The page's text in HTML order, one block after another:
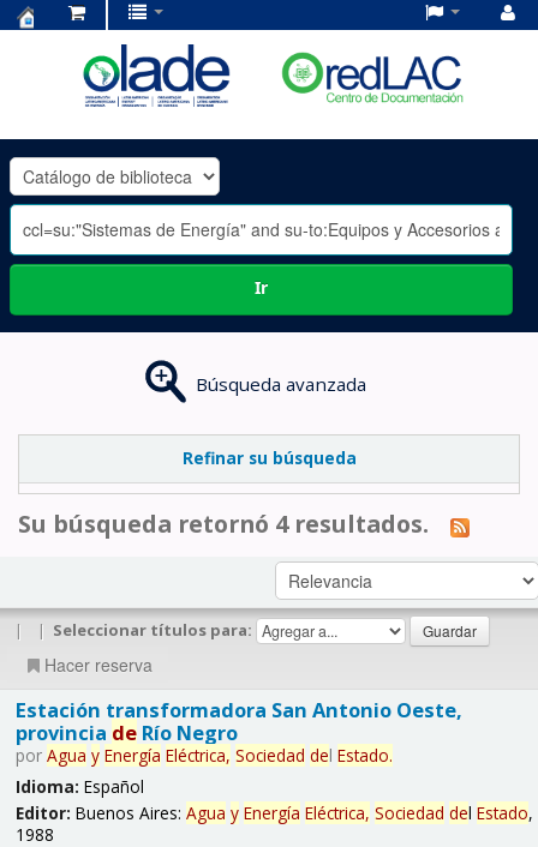
OLADE
-
Ir
Búsqueda avanzada
Refinar su búsqueda
Su búsqueda retornó 4 resultados.
| | Seleccionar títulos para:
Hacer reserva
Estación transformadora San Antonio Oeste,
provincia deRío Negro
por Agua y Energía Eléctrica, Sociedad del Estado.
Idioma: Español
Editor: Buenos Aires: Agua y Energía Eléctrica, Sociedad del Estado,
1988